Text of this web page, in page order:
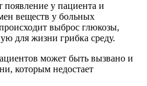
появление у пациента и
веществ у больных
выброс глюкозы,
для жизни грибка среду.
может быть вызвано и
которым недостает